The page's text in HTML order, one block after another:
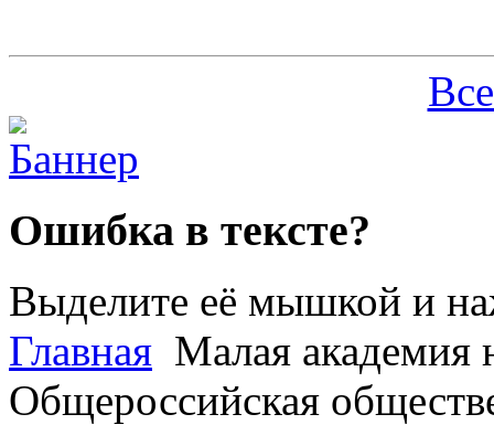
Ошибка в тексте?
Выделите её мышкой и
Главная Малая академия
Общероссийская